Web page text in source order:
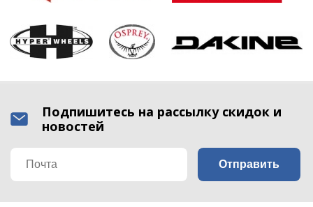
Подпишитесь на рассылку скидок и
новостей